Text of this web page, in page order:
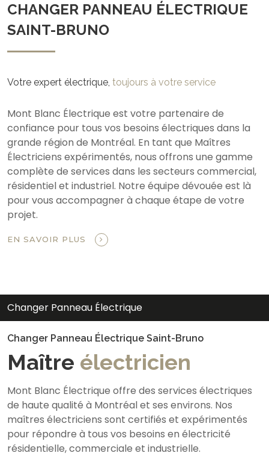
CHANGER PANNEAU ÉLECTRIQUE
SAINT-BRUNO
Votre expert électrique, toujours à votre service
Mont Blanc Électrique est votre partenaire de
confiance pour tous vos besoins électriques dans la
grande région de Montréal. En tant que Maîtres
Électriciens expérimentés, nous offrons une gamme
complète de services dans les secteurs commercial,
résidentiel et industriel. Notre équipe dévouée est là
pour vous accompagner à chaque étape de votre
projet.
EN SAVOIR PLUS
Changer Panneau Électrique
Changer Panneau Électrique Saint-Bruno
Maître électricien
Mont Blanc Électrique offre des services électriques
de haute qualité à Montréal et ses environs. Nos
maîtres électriciens sont certifiés et expérimentés
pour répondre à tous vos besoins en électricité
résidentielle, commerciale et industrielle.